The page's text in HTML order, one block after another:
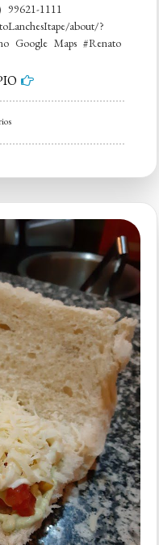
99621-1111
about/?
Google Maps #Renato
em
Renato